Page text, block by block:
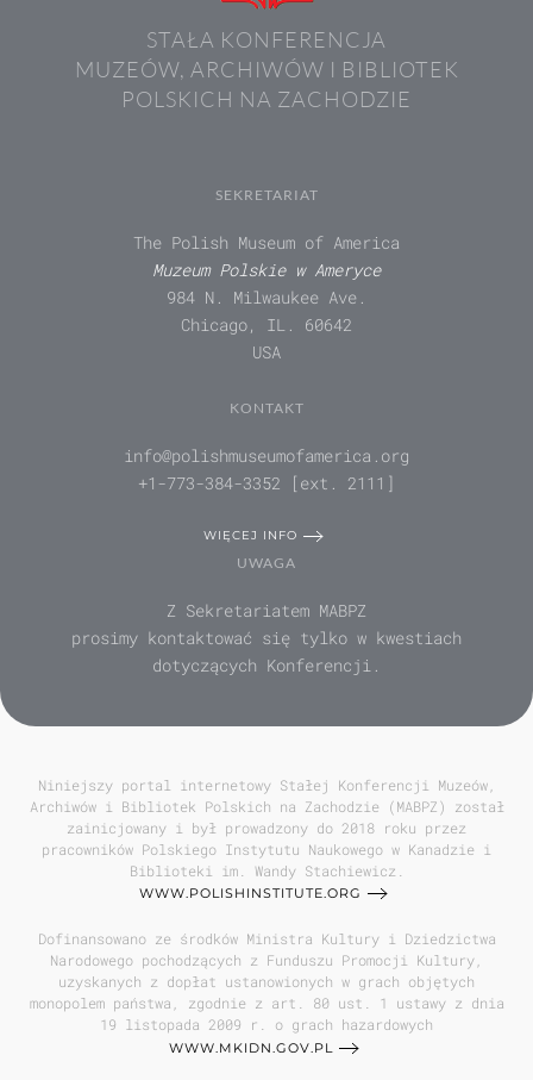
STAŁA KONFERENCJA
MUZEÓW, ARCHIWÓW I BIBLIOTEK
POLSKICH NA ZACHODZIE
SEKRETARIAT
The Polish Museum of America
Muzeum Polskie w Ameryce
984 N. Milwaukee Ave.
Chicago, IL. 60642
USA
KONTAKT
info@polishmuseumofamerica.org
+1-773-384-3352 [ext. 2111]
WIĘCEJ INFO
UWAGA
Z Sekretariatem MABPZ
prosimy kontaktować się tylko w kwestiach
dotyczących Konferencji.
Niniejszy portal internetowy Stałej Konferencji Muzeów,
Archiwów i Bibliotek Polskich na Zachodzie (MABPZ) został
zainicjowany i był prowadzony do 2018 roku przez
pracowników Polskiego Instytutu Naukowego w Kanadzie i
Biblioteki im. Wandy Stachiewicz.
WWW.POLISHINSTITUTE.ORG
Dofinansowano ze środków Ministra Kultury i Dziedzictwa
Narodowego pochodzących z Funduszu Promocji Kultury,
uzyskanych z dopłat ustanowionych w grach objętych
monopolem państwa, zgodnie z art. 80 ust. 1 ustawy z dnia
19 listopada 2009 r. o grach hazardowych
WWW.MKIDN.GOV.PL